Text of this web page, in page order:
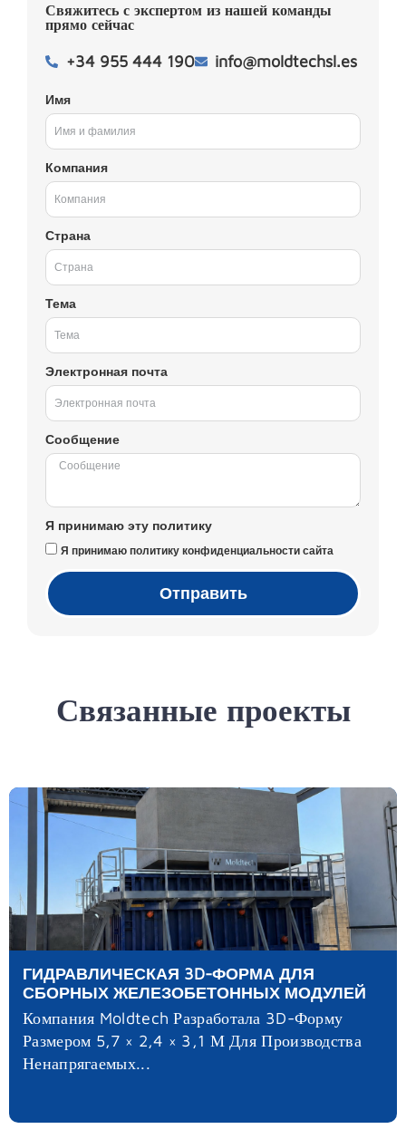
Свяжитесь с экспертом из нашей команды
прямо сейчас
+34 955 444 190 info@moldtechsl.es
Имя
Компания
Страна
Тема
Электронная почта
Сообщение
Я принимаю эту политику
Я принимаю политику конфиденциальности сайта
Отправить
Связанные проекты
ГИДРАВЛИЧЕСКАЯ 3D-ФОРМА ДЛЯ
СБОРНЫХ ЖЕЛЕЗОБЕТОННЫХ МОДУЛЕЙ
Компания Moldtech Разработала 3D-Форму
Размером 5,7 × 2,4 × 3,1 М Для Производства
Ненапрягаемых...